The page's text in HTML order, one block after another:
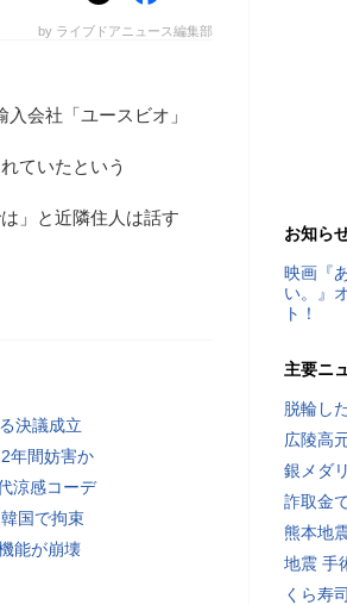
by ライブドアニュース編集部
会社「ユースビオ」
ていたという
」と近隣住人は話す
決議成立
年間妨害か
涼感コーデ
国で拘束
能が崩壊
お知ら
映画『
い。』
ト！
主要ニ
脱輪し
広陵高
銀メダ
詐取金
熊本地
地震 手
くら寿